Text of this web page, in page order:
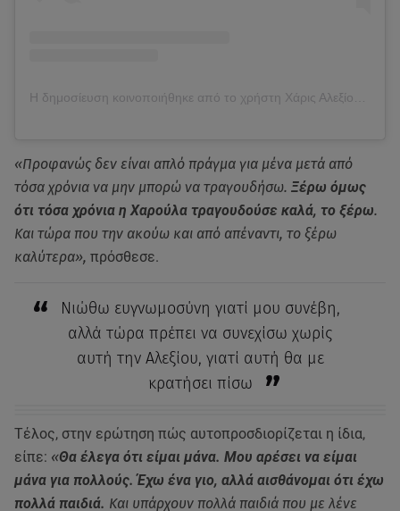
«Προφανώς δεν είναι απλό πράγμα για μένα μετά από
τόσα χρόνια να μην μπορώ να τραγουδήσω. Ξέρω όμως
ότι τόσα χρόνια η Χαρούλα τραγουδούσε καλά, το ξέρω.
Και τώρα που την ακούω και από απέναντι, το ξέρω
καλύτερα», πρόσθεσε.
Νιώθω ευγνωμοσύνη γιατί μου συνέβη,
αλλά τώρα πρέπει να συνεχίσω χωρίς
αυτή την Αλεξίου, γιατί αυτή θα με
κρατήσει πίσω
Τέλος, στην ερώτηση πώς αυτοπροσδιορίζεται η ίδια,
είπε: «Θα έλεγα ότι είμαι μάνα. Μου αρέσει να είμαι
μάνα για πολλούς. Έχω ένα γιο, αλλά αισθάνομαι ότι έχω
πολλά παιδιά. Και υπάρχουν πολλά παιδιά που με λένε